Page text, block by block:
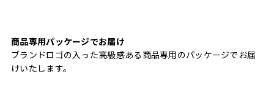
商品専用パッケージでお届け
ブランドロゴの入った高級感ある商品専用のパッケージでお届
けいたします。